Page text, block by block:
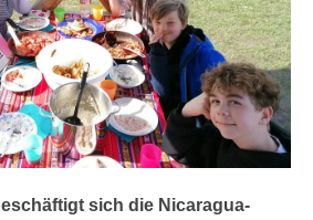
sich die Nicaragua-